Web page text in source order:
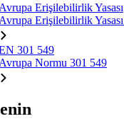
Avrupa Erişilebilirlik Yasası
Avrupa Erişilebilirlik
301 549
Avrupa Normu 301 549